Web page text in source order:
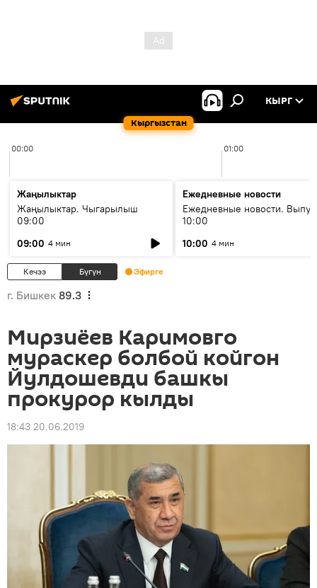
Кыргызстан
КЫРГ
00:00 01:00
Жаңылыктар
Жаңылыктар. Чыгарылыш
09:00
09:00 4 мин
Ежедневные новости
Ежедневные новости.
10:00
10:00 4 мин
Кечээ Бүгүн Эфирге
г. Бишкек 89.3
Мирзиёев Каримовго
мураскер болбой койгон
Йулдошевди башкы
прокурор кылды
18:43 20.06.2019